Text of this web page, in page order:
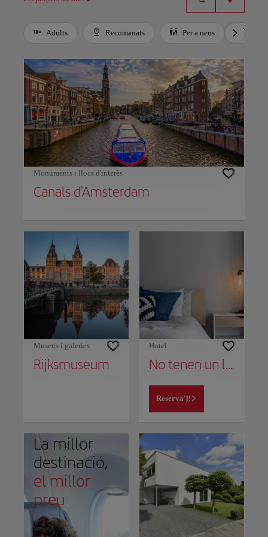
Adults Recomanats Per a nens
Monuments i llocs d'interès
Canals d'Amsterdam
Museus i galeries
Rijksmuseum
Hotel
No tenen un lloc per quedar encara?
Reserva'l!
La millor
destinació,
el millor
preu